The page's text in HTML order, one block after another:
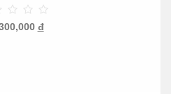
đ